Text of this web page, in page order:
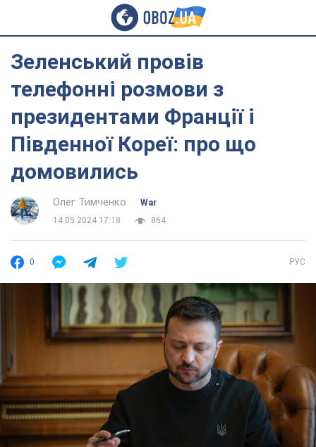
Зеленський провів
телефонні розмови з
президентами Франції і
Південної Кореї: про що
домовились
Олег Тимченко
War
14.05.2024 17:18
864
0 РУС